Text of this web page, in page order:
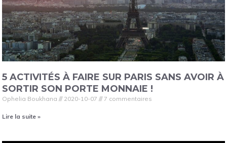
5 ACTIVITÉS À FAIRE SUR PARIS SANS AVOIR À
SORTIR SON PORTE MONNAIE !
Ophelia Boukhana 2020-10-07 7 commentaires
Lire la suite »